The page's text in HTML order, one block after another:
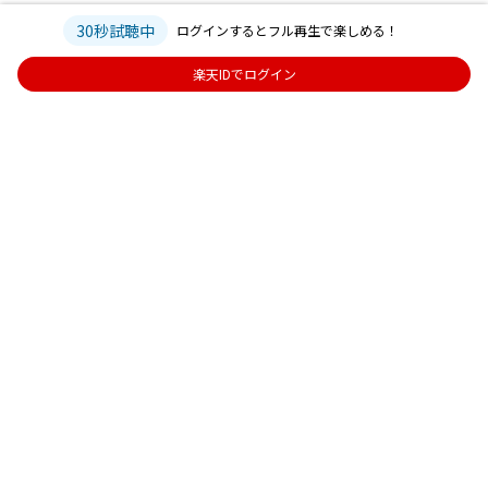
30秒試聴中 ログインするとフル再生で楽しめる！
楽天IDでログイン